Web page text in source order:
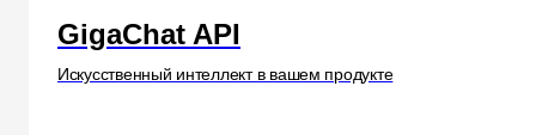
GigaChat API
Искусственный интеллект в вашем продукте